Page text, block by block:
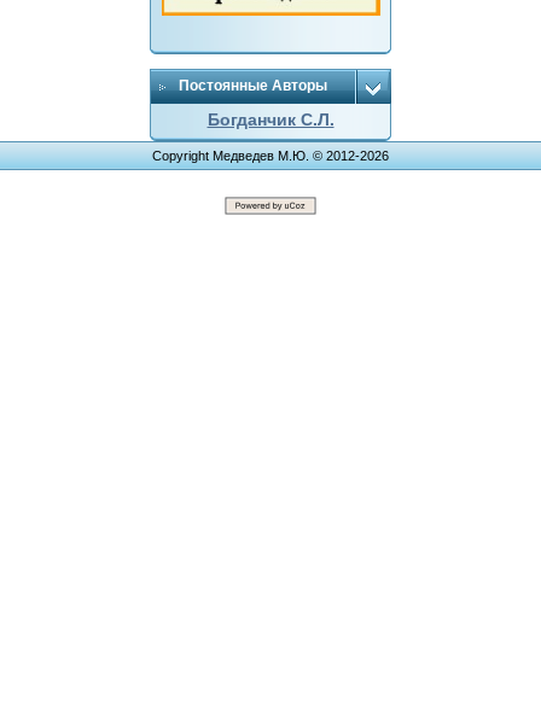
Постоянные Авторы
Богданчик С.Л.
Copyright Медведев М.Ю. © 2012-2026